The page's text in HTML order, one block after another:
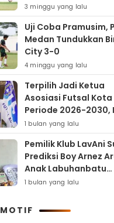
Muspika FC
3 minggu yang lalu
Uji Coba Pramusim,
Medan Tundukkan
City 3-0
4 minggu yang lalu
Terpilih Jadi Ketua
Asosiasi Futsal Kota
Periode 2026-2030,
Target Samha Putra
Husein
1 bulan yang lalu
Pemilik Klub LavAni
Prediksi Boy Arnez
Anak Labuhanbatu
Tembus Level Asia
1 bulan yang lalu